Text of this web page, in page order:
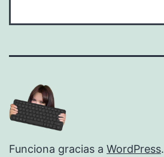
Funciona gracias a WordPress.